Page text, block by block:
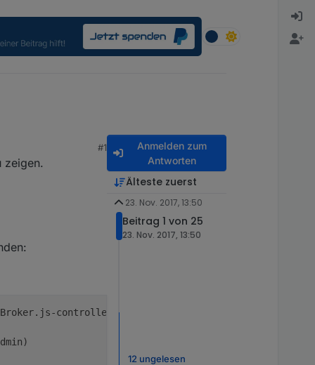
#1
zeigen.
controller)
Anmelden zum
Antworten
Älteste zuerst
23. Nov. 2017, 13:50
Beitrag 1 von 25
23. Nov. 2017, 13:50
12 ungelesen